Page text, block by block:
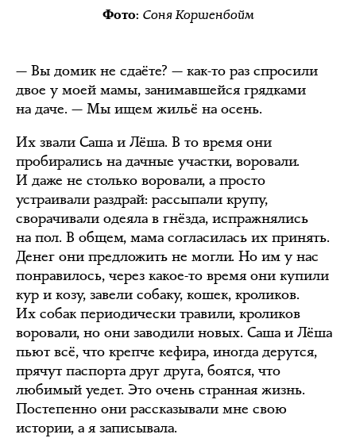
Фото: Соня Коршенбойм
— Вы домик не сдаёте? — как-то раз спросили
двое у моей мамы, занимавшейся грядками
на даче. — Мы ищем жильё на осень.
Их звали Саша и Лёша. В то время они
пробирались на дачные участки, воровали.
И даже не столько воровали, а просто
устраивали раздрай: рассыпали крупу,
сворачивали одеяла в гнёзда, испражнялись
на пол. В общем, мама согласилась их принять.
Денег они предложить не могли. Но им у нас
понравилось, через какое-то время они купили
кур и козу, завели собаку, кошек, кроликов.
Их собак периодически травили, кроликов
воровали, но они заводили новых. Саша и Лёша
пьют всё, что крепче кефира, иногда дерутся,
прячут паспорта друг друга, боятся, что
любимый уедет. Это очень странная жизнь.
Постепенно они рассказывали мне свою
истории, а я записывала.